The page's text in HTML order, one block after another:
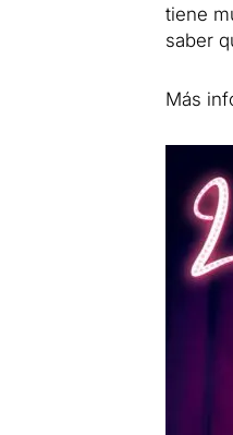
tiene
saber
Más